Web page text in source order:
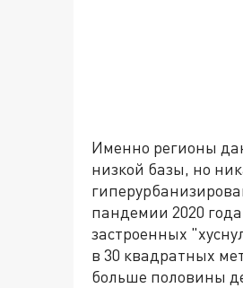
Именно регионы
низкой базы, но
пандемии 2020
застроенных
в 30 квадратных
больше половины